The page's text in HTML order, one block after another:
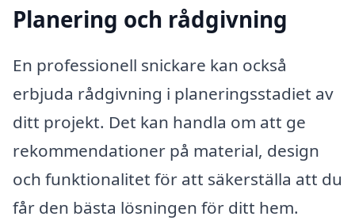
Planering och rådgivning
En professionell snickare kan också
erbjuda rådgivning i planeringsstadiet av
ditt projekt. Det kan handla om att ge
rekommendationer på material, design
och funktionalitet för att säkerställa att du
får den bästa lösningen för ditt hem.